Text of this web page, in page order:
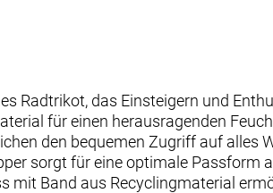
Radtrikot, das Einsteigern und
für einen herausragenden
den bequemen Zugriff auf alles
sorgt für eine optimale Passform
mit Band aus Recyclingmaterial